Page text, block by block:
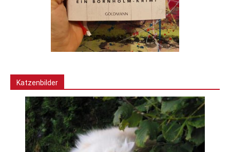
Katzenbilder